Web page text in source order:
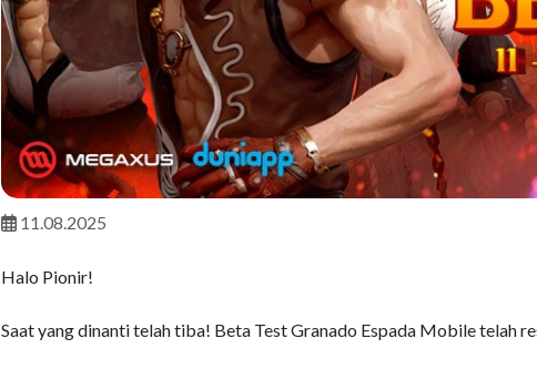
11.08.2025
Halo Pionir!
Saat yang dinanti telah tiba! Beta Test Granado Espada Mobile telah